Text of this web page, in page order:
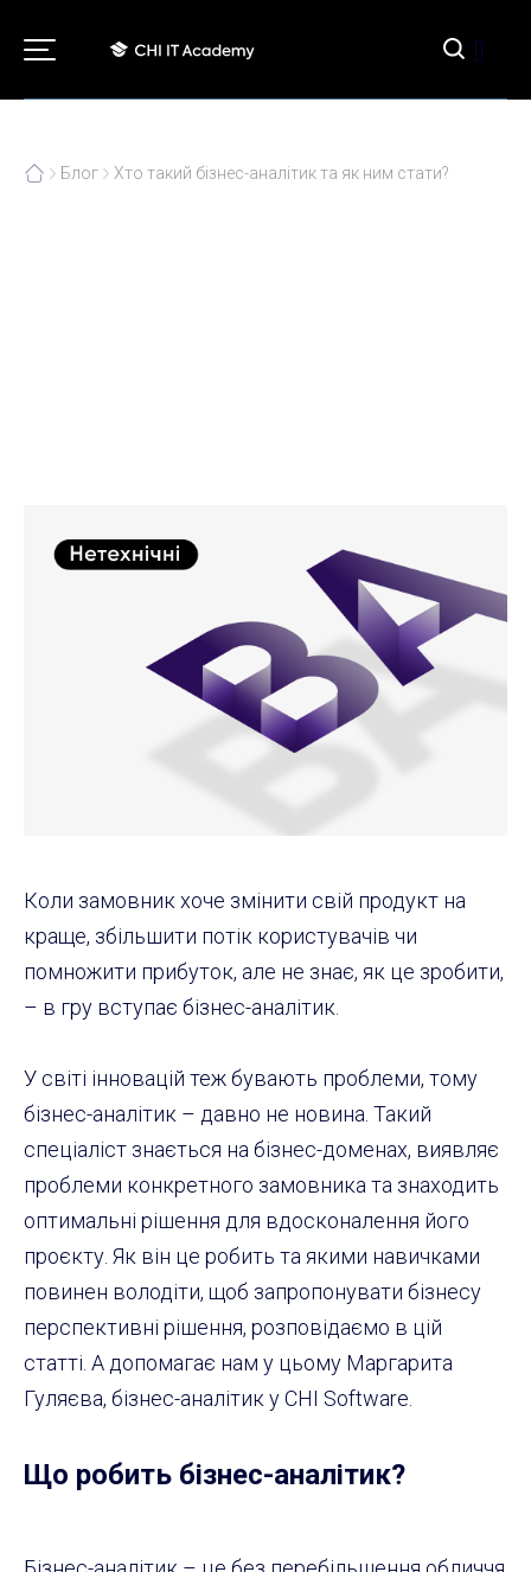
[]
Блог Хто такий бізнес-аналітик та як ним стати?
Коли замовник хоче змінити свій продукт на
краще, збільшити потік користувачів чи
помножити прибуток, але не знає, як це зробити,
– в гру вступає бізнес-аналітик.
У світі інновацій теж бувають проблеми, тому
бізнес-аналітик – давно не новина. Такий
спеціаліст знається на бізнес-доменах, виявляє
проблеми конкретного замовника та знаходить
оптимальні рішення для вдосконалення його
проєкту. Як він це робить та якими навичками
повинен володіти, щоб запропонувати бізнесу
перспективні рішення, розповідаємо в цій
статті. А допомагає нам у цьому Маргарита
Гуляєва, бізнес-аналітик у CHI Software.
Що робить бізнес-аналітик?